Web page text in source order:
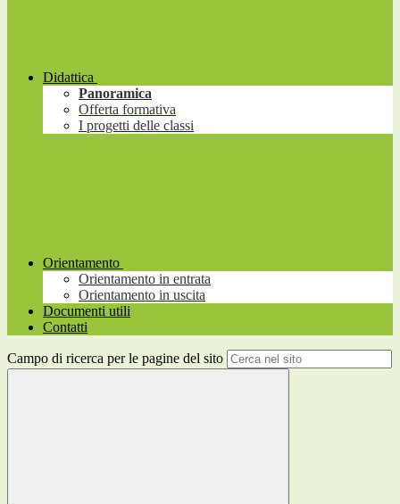
Didattica
Panoramica
Offerta formativa
I progetti delle classi
Orientamento
Orientamento in entrata
Orientamento in uscita
Documenti utili
Contatti
Campo di ricerca per le pagine del sito